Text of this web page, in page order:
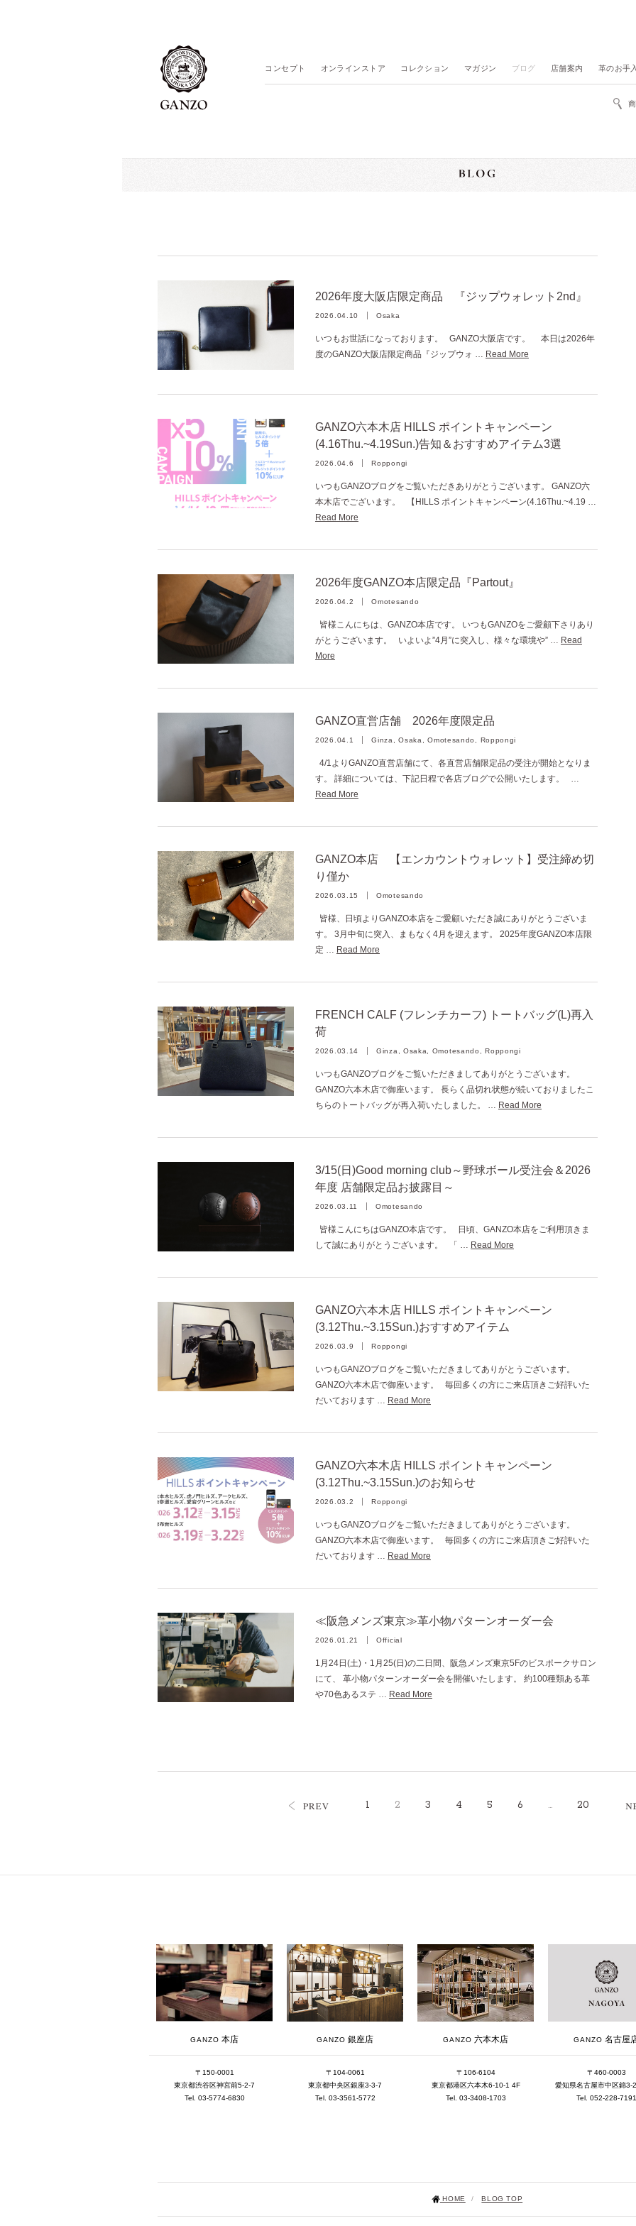
コンセプト オンラインストア コレクション マガジン ブログ 店舗案内 革のお手
2026年度大阪店限定商品 『ジップウォレット2nd』
2026.04.10 Osaka
いつもお世話になっております。 GANZO大阪店です。 本日は2026年
度のGANZO大阪店限定商品『ジップウォ … Read More
GANZO六本木店 HILLS ポイントキャンペーン
(4.16Thu.~4.19Sun.)告知＆おすすめアイテム3選
2026.04.6 Roppongi
いつもGANZOブログをご覧いただきありがとうございます。 GANZO六
本木店でございます。 【HILLS ポイントキャンペーン(4.16Thu.~4.19 …
Read More
2026年度GANZO本店限定品『Partout』
2026.04.2 Omotesando
皆様こんにちは、GANZO本店です。 いつもGANZOをご愛顧下さりあり
がとうございます。 いよいよ”4月”に突入し、様々な環境や” … Read
More
GANZO直営店舗 2026年度限定品
2026.04.1 Ginza, Osaka, Omotesando, Roppongi
4/1よりGANZO直営店舗にて、各直営店舗限定品の受注が開始となりま
す。 詳細については、下記日程で各店ブログで公開いたします。 …
Read More
GANZO本店 【エンカウントウォレット】受注締め切
り僅か
2026.03.15 Omotesando
皆様、日頃よりGANZO本店をご愛顧いただき誠にありがとうございま
す。 3月中旬に突入、まもなく4月を迎えます。 2025年度GANZO本店限
定 … Read More
FRENCH CALF (フレンチカーフ) トートバッグ(L)再入
荷
2026.03.14 Ginza, Osaka, Omotesando, Roppongi
いつもGANZOブログをご覧いただきましてありがとうございます。
GANZO六本木店で御座います。 長らく品切れ状態が続いておりましたこ
ちらのトートバッグが再入荷いたしました。 … Read More
3/15(日)Good morning club～野球ボール受注会＆2026
年度 店舗限定品お披露目～
2026.03.11 Omotesando
皆様こんにちはGANZO本店です。 日頃、GANZO本店をご利用頂きま
して誠にありがとうございます。 「 … Read More
GANZO六本木店 HILLS ポイントキャンペーン
(3.12Thu.~3.15Sun.)おすすめアイテム
2026.03.9 Roppongi
いつもGANZOブログをご覧いただきましてありがとうございます。
GANZO六本木店で御座います。 毎回多くの方にご来店頂きご好評いた
だいております … Read More
GANZO六本木店 HILLS ポイントキャンペーン
(3.12Thu.~3.15Sun.)のお知らせ
2026.03.2 Roppongi
いつもGANZOブログをご覧いただきましてありがとうございます。
GANZO六本木店で御座います。 毎回多くの方にご来店頂きご好評いた
だいております … Read More
≪阪急メンズ東京≫革小物パターンオーダー会
2026.01.21 Official
1月24日(土)・1月25(日)の二日間、阪急メンズ東京5Fのビスポークサロン
にて、 革小物パターンオーダー会を開催いたします。 約100種類ある革
や70色あるステ … Read More
1 2 3 4 5 6 … 20
GANZO 本店
〒150-0001
東京都渋谷区神宮前5-2-7
Tel. 03-5774-6830
GANZO 銀座店
〒104-0061
東京都中央区銀座3-3-7
Tel. 03-3561-5772
GANZO 六本木店
〒106-6104
東京都港区六本木6-10-1 4F
Tel. 03-3408-1703
GANZO 名古屋
〒460-0003
愛知県名古屋市中区錦3-
Tel. 052-228-7191
HOME / BLOG TOP